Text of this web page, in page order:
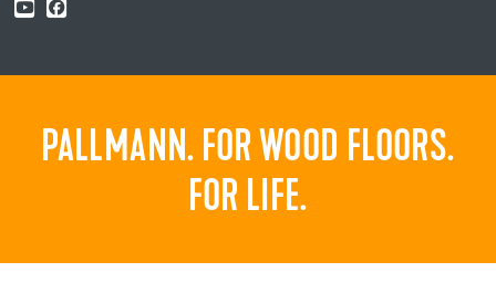
PALLMANN. FOR WOOD FLOORS.
FOR LIFE.